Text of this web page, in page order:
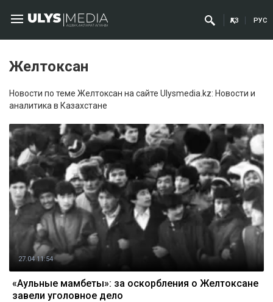
ҚАЗ РУС
Желтоксан
Новости по теме Желтоксан на сайте Ulysmedia.kz: Новости и
аналитика в Казахстане
27.04 11:54
«Аульные мамбеты»: за оскорбления о Желтоксане
завели уголовное дело